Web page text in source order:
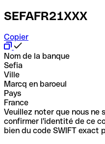
SEFAFR21XXX
Copier
Nom de la banque
Sefia
Ville
Marcq en baroeul
Pays
France
Veuillez noter que nous ne
confirmer l'identité de ce
bien du code SWIFT exact